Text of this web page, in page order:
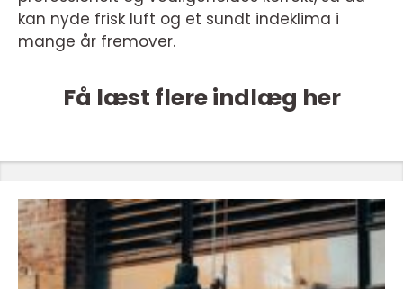
kan nyde frisk luft og et sundt indeklima i
mange år fremover.
Få læst flere indlæg her